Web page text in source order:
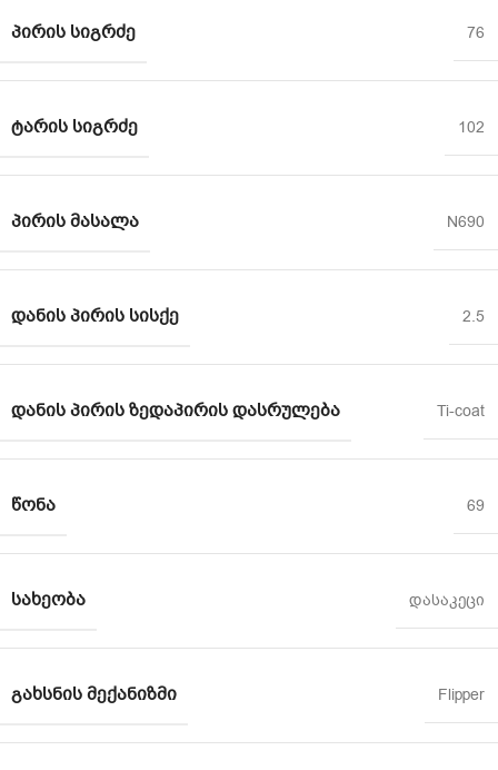
ᲞᲘᲠᲘᲡ ᲡᲘᲒᲠᲫᲔ 76
ᲢᲐᲠᲘᲡ ᲡᲘᲒᲠᲫᲔ 102
ᲞᲘᲠᲘᲡ ᲛᲐᲡᲐᲚᲐ N690
ᲓᲐᲜᲘᲡ ᲞᲘᲠᲘᲡ ᲡᲘᲡᲥᲔ 2.5
ᲓᲐᲜᲘᲡ ᲞᲘᲠᲘᲡ ᲖᲔᲓᲐᲞᲘᲠᲘᲡ ᲓᲐᲡᲠᲣᲚᲔᲑᲐ Ti-coat
ᲬᲝᲜᲐ 69
ᲡᲐᲮᲔᲝᲑᲐ დასაკეცი
ᲒᲐᲮᲡᲜᲘᲡ ᲛᲔᲥᲐᲜᲘᲖᲛᲘ Flipper